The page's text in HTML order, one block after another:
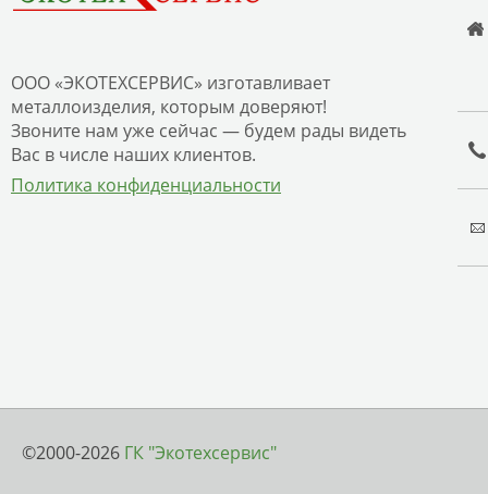
ООО «ЭКОТЕХСЕРВИС» изготавливает
металлоизделия, которым доверяют!
Звоните нам уже сейчас — будем рады видеть
Вас в числе наших клиентов.
Политика конфиденциальности
©2000-2026 ГК "Экотехсервис"